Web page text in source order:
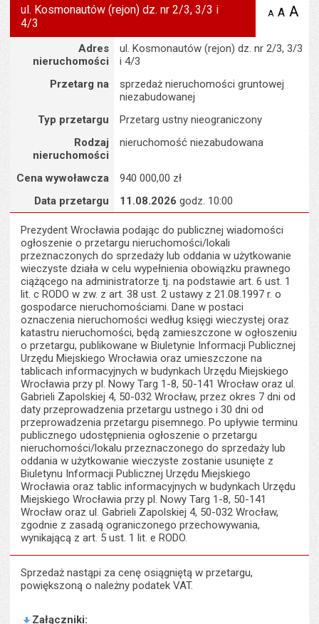
ul. Kosmonautów (rejon) dz. nr 2/3, 3/3 i
4/3
A zmniejsz
A A
Adres
nieruchomości
ul. Kosmonautów (rejon) dz. nr 2/3, 3/3
i 4/3
Przetarg na
sprzedaż nieruchomości gruntowej
niezabudowanej
Typ przetargu
Przetarg ustny nieograniczony
Rodzaj
nieruchomości
nieruchomość niezabudowana
Cena wywoławcza
940 000,00 zł
Data przetargu
11.08.2026 godz. 10:00
Prezydent Wrocławia podając do publicznej wiadomości
ogłoszenie o przetargu nieruchomości/lokali
przeznaczonych do sprzedaży lub oddania w użytkowanie
wieczyste działa w celu wypełnienia obowiązku prawnego
ciążącego na administratorze tj. na podstawie art. 6 ust. 1
lit. c RODO w zw. z art. 38 ust. 2 ustawy z 21.08.1997 r. o
gospodarce nieruchomościami. Dane w postaci
oznaczenia nieruchomości według księgi wieczystej oraz
katastru nieruchomości, będą zamieszczone w ogłoszeniu
o przetargu, publikowane w Biuletynie Informacji Publicznej
Urzędu Miejskiego Wrocławia oraz umieszczone na
tablicach informacyjnych w budynkach Urzędu Miejskiego
Wrocławia przy pl. Nowy Targ 1-8, 50-141 Wrocław oraz ul.
Gabrieli Zapolskiej 4, 50-032 Wrocław, przez okres 7 dni od
daty przeprowadzenia przetargu ustnego i 30 dni od
przeprowadzenia przetargu pisemnego. Po upływie terminu
publicznego udostępnienia ogłoszenie o przetargu
nieruchomości/lokalu przeznaczonego do sprzedaży lub
oddania w użytkowanie wieczyste zostanie usunięte z
Biuletynu Informacji Publicznej Urzędu Miejskiego
Wrocławia oraz tablic informacyjnych w budynkach Urzędu
Miejskiego Wrocławia przy pl. Nowy Targ 1-8, 50-141
Wrocław oraz ul. Gabrieli Zapolskiej 4, 50-032 Wrocław,
zgodnie z zasadą ograniczonego przechowywania,
wynikającą z art. 5 ust. 1 lit. e RODO.
Sprzedaż nastąpi za cenę osiągniętą w przetargu,
powiększoną o należny podatek VAT.
Załączniki